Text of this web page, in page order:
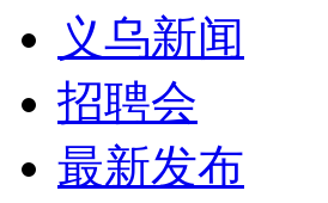
义乌新闻
招聘会
最新发布